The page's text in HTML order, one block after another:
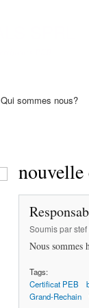
Qui sommes nous?
Soumis parstef
Nous sommes
Tags:
Certificat PEB
Grand-Rechain